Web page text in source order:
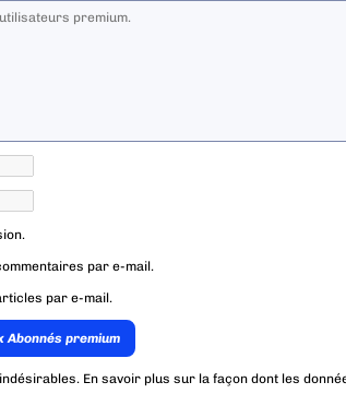
par e-mail.
par e-mail.
Abonnés premium
En savoir plus sur la façon dont les